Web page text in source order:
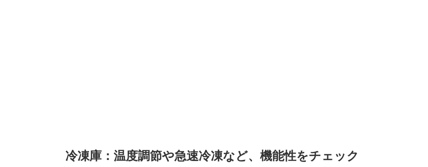
冷凍庫：温度調節や急速冷凍など、機能性をチェック